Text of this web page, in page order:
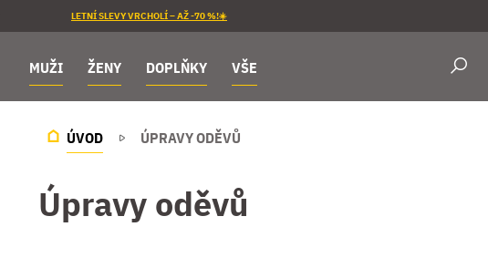
LETNÍ SLEVY VRCHOLÍ – AŽ -70 %!☀️
MUŽI ŽENY DOPLŇKY VŠE
ÚVOD ÚPRAVY ODĚVŮ
Úpravy oděvů